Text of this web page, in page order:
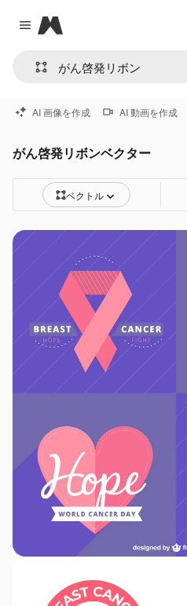
Close menu
Magnific
AI 画像を作成 AI 動画を作成
がん啓発リボンベクター
ベクトル